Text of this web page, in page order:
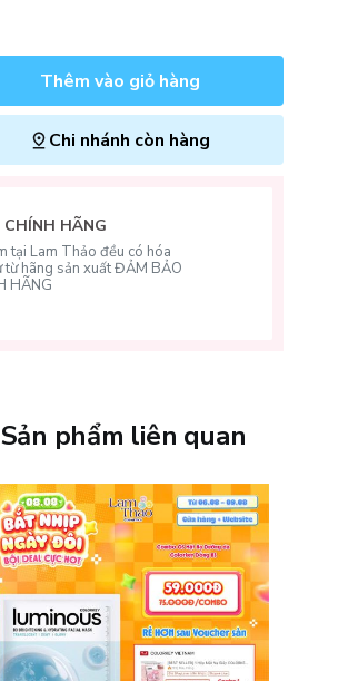
Thêm vào giỏ hàng
Chi nhánh còn hàng
HÃNG
tại Lam Thảo đều có hóa
từ hãng sản xuất ĐẢM BẢO
HÃNG
Sản phẩm liên quan